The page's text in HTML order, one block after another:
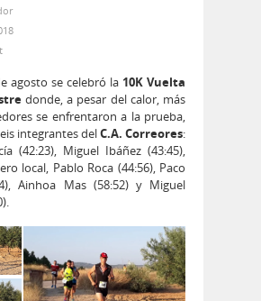
agosto se celebró la 10K Vuelta
donde, a pesar del calor, más
se enfrentaron a la prueba,
integrantes delC.A. Correores:
(42:23), Miguel Ibáñez (43:45),
local, Pablo Roca (44:56), Paco
Ainhoa Mas (58:52) y Miguel